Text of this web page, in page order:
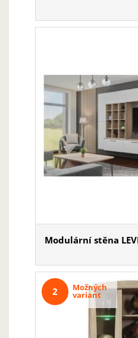
Modulární stěna
Možných
variant
2